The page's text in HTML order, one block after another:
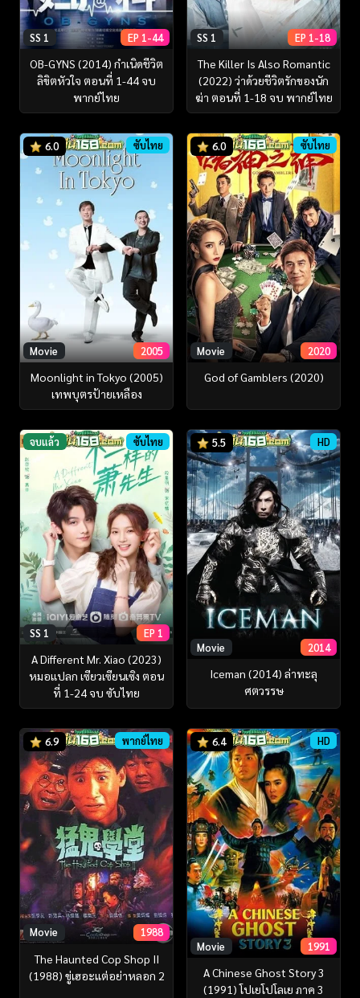
SS 1 EP 1-44
OB-GYNS (2014) กำเนิดชีวิต
ลิขิตหัวใจ ตอนที่ 1-44 จบ
พากย์ไทย
SS 1 EP 1-18
The Killer Is Also Romantic
(2022) ว่าด้วยชีวิตรักของนัก
ฆ่า ตอนที่ 1-18 จบ พากย์ไทย
6.0 ซับไทย
Movie 2005
Moonlight in Tokyo (2005)
เทพบุตรป้ายเหลือง
6.0 ซับไทย
Movie 2020
God of Gamblers (2020)
จบแล้ว ซับไทย
SS 1 EP 1
A Different Mr. Xiao (2023)
หมอแปลก เซียวเซียนเซิง ตอน
ที่ 1-24 จบ ซับไทย
5.5 HD
Movie 2014
Iceman (2014) ล่าทะลุ
ศตวรรษ
6.9 พากย์ไทย
Movie 1988
The Haunted Cop Shop II
(1988) ขู่เฮอะแต่อย่าหลอก 2
6.4 HD
Movie 1991
A Chinese Ghost Story 3
(1991) โปเยโปโลเย ภาค 3